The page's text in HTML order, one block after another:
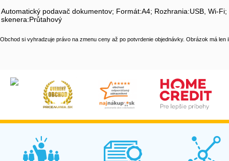
Automatický podavač dokumentov; Formát:A4; Rozhrania:USB, Wi-
skenera:Průtahový
Obchod si vyhradzuje právo na zmenu ceny až po potvrdenie objednávky. Obrázok má len